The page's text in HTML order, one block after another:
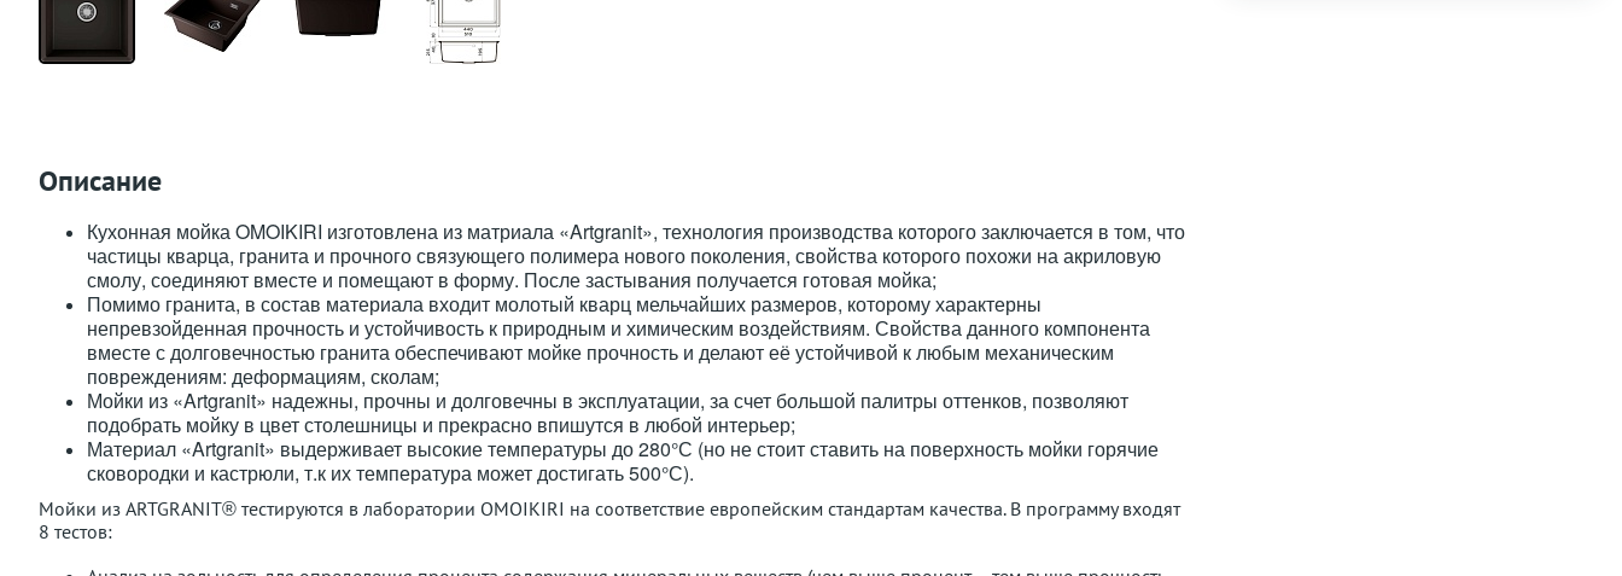
Описание
Кухонная мойка OMOIKIRI изготовлена из матриала «Artgranit», технология производства которого заключается в том, что
частицы кварца, гранита и прочного связующего полимера нового поколения, свойства которого похожи на акриловую
смолу, соединяют вместе и помещают в форму. После застывания получается готовая мойка;
Помимо гранита, в состав материала входит молотый кварц мельчайших размеров, которому характерны
непревзойденная прочность и устойчивость к природным и химическим воздействиям. Свойства данного компонента
вместе с долговечностью гранита обеспечивают мойке прочность и делают её устойчивой к любым механическим
повреждениям: деформациям, сколам;
Мойки из «Artgranit» надежны, прочны и долговечны в эксплуатации, за счет большой палитры оттенков, позволяют
подобрать мойку в цвет столешницы и прекрасно впишутся в любой интерьер;
Материал «Artgranit» выдерживает высокие температуры до 280°С (но не стоит ставить на поверхность мойки горячие
сковородки и кастрюли, т.к их температура может достигать 500°С).
Мойки из ARTGRANIT® тестируются в лаборатории OMOIKIRI на соответствие европейским стандартам качества. В программу входят
8 тестов: